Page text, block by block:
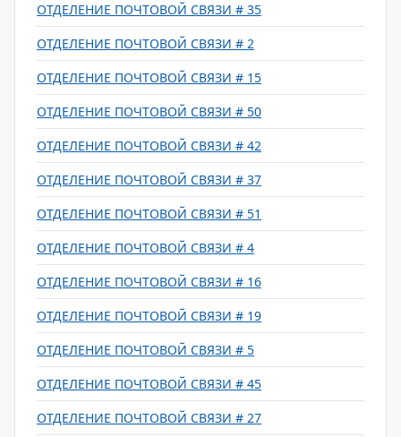
ОТДЕЛЕНИЕ ПОЧТОВОЙ СВЯЗИ # 35
ОТДЕЛЕНИЕ ПОЧТОВОЙ СВЯЗИ # 2
ОТДЕЛЕНИЕ ПОЧТОВОЙ СВЯЗИ # 15
ОТДЕЛЕНИЕ ПОЧТОВОЙ СВЯЗИ # 50
ОТДЕЛЕНИЕ ПОЧТОВОЙ СВЯЗИ # 42
ОТДЕЛЕНИЕ ПОЧТОВОЙ СВЯЗИ # 37
ОТДЕЛЕНИЕ ПОЧТОВОЙ СВЯЗИ # 51
ОТДЕЛЕНИЕ ПОЧТОВОЙ СВЯЗИ # 4
ОТДЕЛЕНИЕ ПОЧТОВОЙ СВЯЗИ # 16
ОТДЕЛЕНИЕ ПОЧТОВОЙ СВЯЗИ # 19
ОТДЕЛЕНИЕ ПОЧТОВОЙ СВЯЗИ # 5
ОТДЕЛЕНИЕ ПОЧТОВОЙ СВЯЗИ # 45
ОТДЕЛЕНИЕ ПОЧТОВОЙ СВЯЗИ # 27